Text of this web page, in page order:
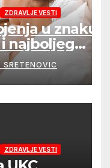
ZDRAVLJE VESTI
u znaku
najboljeg
SRETENOVIC
ZDRAVLJE VESTI